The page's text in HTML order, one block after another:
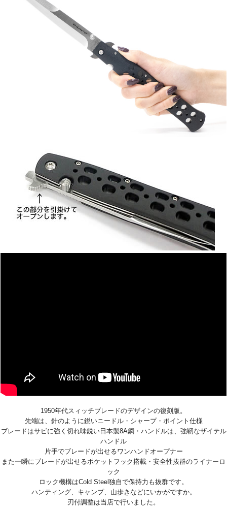
1950年代スィッチブレードのデザインの復刻版。
先端は、針のように鋭いニードル・シャープ・ポイント仕様
ブレードはサビに強く切れ味鋭い日本製8A鋼・ハンドルは、強靭なザイテル
ハンドル
片手でブレードが出せるワンハンドオープナー
また一瞬にブレードが出せるポケットフック搭載・安全性抜群のライナーロ
ック
ロック機構はCold Steel独自で保持力も抜群です。
ハンティング、キャンプ、山歩きなどにいかがですか。
刃付調整は当店で行いました。